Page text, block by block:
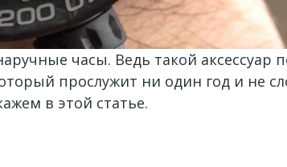
часы. Ведь такой аксессуар
прослужит ни один год и не
в этой статье.